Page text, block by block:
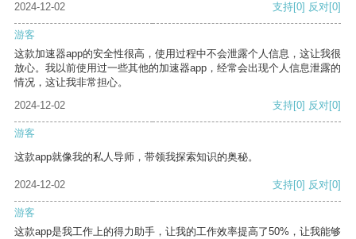
2024-12-02 支持[0] 反对[0]
游客
这款加速器app的安全性很高，使用过程中不会泄露个人信息，这让我很
放心。我以前使用过一些其他的加速器app，经常会出现个人信息泄露的
情况，这让我非常担心。
2024-12-02
支持[0] 反对[0]
游客
这款app就像我的私人导师，带领我探索知识的奥秘。
2024-12-02 支持[0] 反对[0]
游客
这款app是我工作上的得力助手，让我的工作效率提高了50%，让我能够